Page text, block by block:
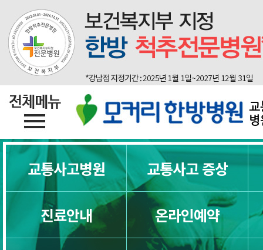
교
교통사고병원 교통사고 증상
진료안내 온라인예약
교통사고후유증 치료를 한방 척추전
야 하는 10가지 이유
교통사고는 왜 다음날이 훨씬 더 아
명이 가능합니다.
교통사고후유증증상
교통사고후유증 두통
교통사고뇌진탕
교통사고후유증 한방치료